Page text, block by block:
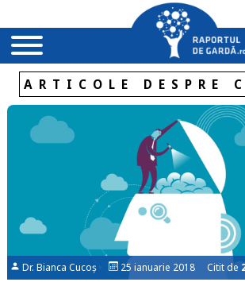
ARTICOLE DESPRE
Dr. Bianca Cucoș 25 ianuarie 2018 Citit de